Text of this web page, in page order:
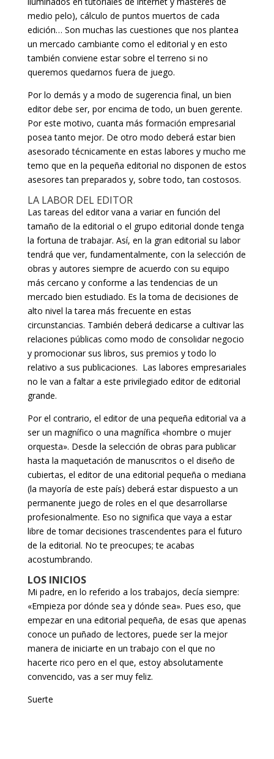
medio pelo), cálculo de puntos muertos de cada
edición… Son muchas las cuestiones que nos plantea
un mercado cambiante como el editorial y en esto
también conviene estar sobre el terreno si no
queremos quedarnos fuera de juego.
Por lo demás y a modo de sugerencia final, un bien
editor debe ser, por encima de todo, un buen gerente.
Por este motivo, cuanta más formación empresarial
posea tanto mejor. De otro modo deberá estar bien
asesorado técnicamente en estas labores y mucho me
temo que en la pequeña editorial no disponen de estos
asesores tan preparados y, sobre todo, tan costosos.
LA LABOR DEL EDITOR
Las tareas del editor vana a variar en función del
tamaño de la editorial o el grupo editorial donde tenga
la fortuna de trabajar. Así, en la gran editorial su labor
tendrá que ver, fundamentalmente, con la selección de
obras y autores siempre de acuerdo con su equipo
más cercano y conforme a las tendencias de un
mercado bien estudiado. Es la toma de decisiones de
alto nivel la tarea más frecuente en estas
circunstancias. También deberá dedicarse a cultivar las
relaciones públicas como modo de consolidar negocio
y promocionar sus libros, sus premios y todo lo
relativo a sus publicaciones. Las labores empresariales
no le van a faltar a este privilegiado editor de editorial
grande.
Por el contrario, el editor de una pequeña editorial va a
ser un magnífico o una magnífica «hombre o mujer
orquesta». Desde la selección de obras para publicar
hasta la maquetación de manuscritos o el diseño de
cubiertas, el editor de una editorial pequeña o mediana
(la mayoría de este país) deberá estar dispuesto a un
permanente juego de roles en el que desarrollarse
profesionalmente. Eso no significa que vaya a estar
libre de tomar decisiones trascendentes para el futuro
de la editorial. No te preocupes; te acabas
acostumbrando.
LOS INICIOS
Mi padre, en lo referido a los trabajos, decía siempre:
«Empieza por dónde sea y dónde sea». Pues eso, que
empezar en una editorial pequeña, de esas que apenas
conoce un puñado de lectores, puede ser la mejor
manera de iniciarte en un trabajo con el que no
hacerte rico pero en el que, estoy absolutamente
convencido, vas a ser muy feliz.
Suerte